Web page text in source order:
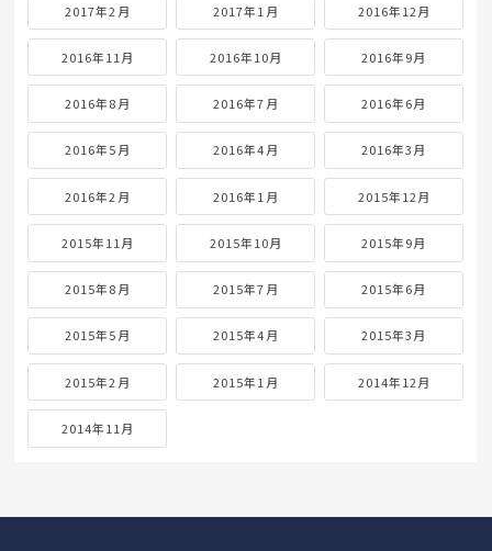
2017年2月 2017年1月 2016年12月
2016年11月 2016年10月 2016年9月
2016年8月 2016年7月 2016年6月
2016年5月 2016年4月 2016年3月
2016年2月 2016年1月 2015年12月
2015年11月 2015年10月 2015年9月
2015年8月 2015年7月 2015年6月
2015年5月 2015年4月 2015年3月
2015年2月 2015年1月 2014年12月
2014年11月